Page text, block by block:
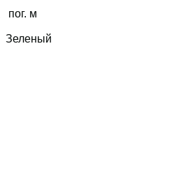
пог. м
Зеленый